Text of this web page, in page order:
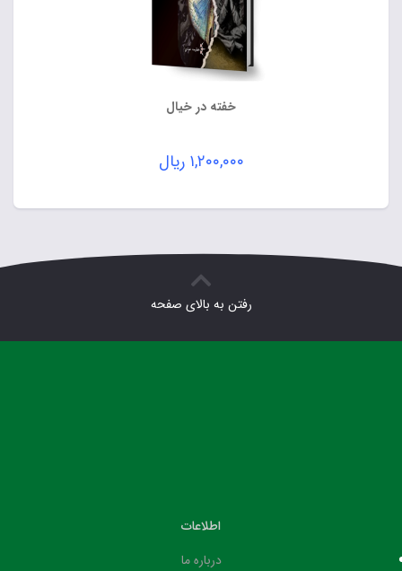
خفته در خیال
۱,۲۰۰,۰۰۰ ریال
رفتن به بالای صفحه
اطلاعات
درباره ما